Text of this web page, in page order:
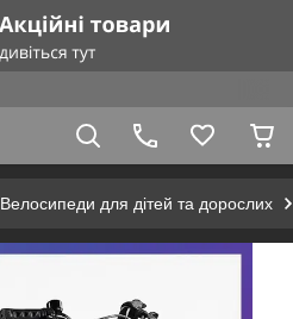
Велосипеди для дітей та дорослих